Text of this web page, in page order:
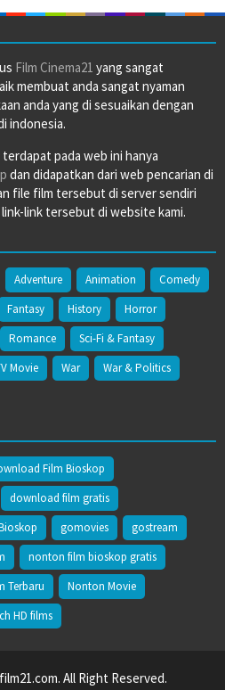
Film Cinema21 yang sangat
membuat anda sangat nyaman
anda yang di sesuaikan dengan
indonesia.
pada web ini hanya
dan didapatkan dari web pencarian di
file film tersebut di server sendiri
link tersebut di website kami.
Adventure Animation
Comedy
Fantasy History
Horror
Romance
Sci-Fi & Fantasy
Movie War
War & Politics
Film Bioskop
download film gratis
gomovies
gostream
nonton film bioskop gratis
Terbaru
Nonton Movie
HD films
All Right Reserved.